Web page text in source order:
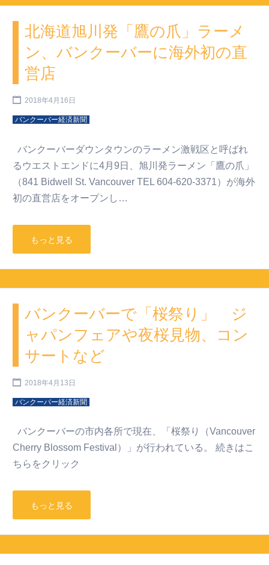
北海道旭川発「鷹の爪」ラーメ
ン、バンクーバーに海外初の直
営店
2018年4月16日
バンクーバー経済新聞
バンクーバーダウンタウンのラーメン激戦区と呼ばれ
るウエストエンドに4月9日、旭川発ラーメン「鷹の爪」
（841 Bidwell St. Vancouver TEL 604-620-3371）が海外
初の直営店をオープンし…
もっと見る
バンクーバーで「桜祭り」 ジ
ャパンフェアや夜桜見物、コン
サートなど
2018年4月13日
バンクーバー経済新聞
バンクーバーの市内各所で現在、「桜祭り（Vancouver
Cherry Blossom Festival）」が行われている。 続きはこ
ちらをクリック
もっと見る